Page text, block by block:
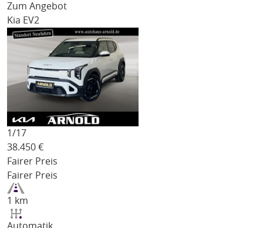
Zum Angebot
Kia EV2
1/17
38.450 €
Fairer Preis
Fairer Preis
1 km
Automatik